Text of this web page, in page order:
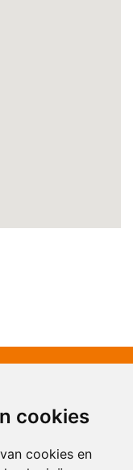
cookies
cookies en
u graag